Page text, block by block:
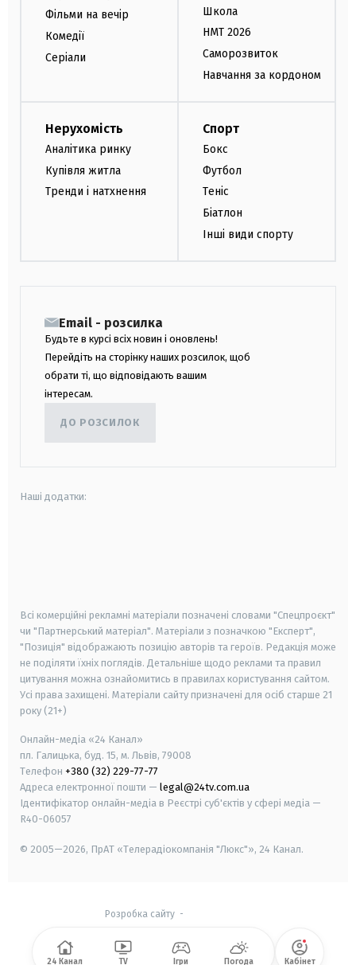
Фільми на вечір
Комедії
Серіали
Школа
НМТ 2026
Саморозвиток
Навчання за кордоном
Нерухомість
Аналітика ринку
Купівля житла
Тренди і натхнення
Спорт
Бокс
Футбол
Теніс
Біатлон
Інші види спорту
Email - розсилка
Будьте в курсі всіх новин і оновлень!
Перейдіть на сторінку наших розсилок, щоб
обрати ті, що відповідають вашим
інтересам.
ДО РОЗСИЛОК
Наші додатки:
Всі комерційні рекламні матеріали позначені словами "Спецпроєкт"
чи "Партнерський матеріал". Матеріали з позначкою "Експерт",
"Позиція" відображають позицію авторів та героїв. Редакція може
не поділяти їхніх поглядів. Детальніше щодо реклами та правил
цитування можна ознайомитись в правилах користування сайтом.
Усі права захищені. Матеріали сайту призначені для осіб старше 21
року (21+)
Онлайн-медіа «24 Канал»
пл. Галицька, буд. 15, м. Львів, 79008
Телефон +380 (32) 229-77-77
Адреса електронної пошти — legal@24tv.com.ua
Ідентифікатор онлайн-медіа в Реєстрі суб'єктів у сфері медіа —
R40-06057
© 2005—2026, ПрАТ «Телерадіокомпанія "Люкс"», 24 Канал.
Розробка сайту-
24 Канал TV Ігри Погода Кабінет